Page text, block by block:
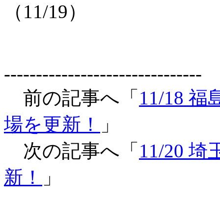
（11/19）
-------------------------------
前の記事へ「 11/18 福
場を更新！
」
次の記事へ「 11/20 埼
新！
」